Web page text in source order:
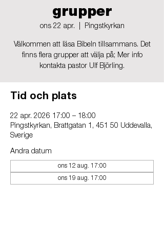
grupper
ons 22 apr. Pingstkyrkan
Välkommen att läsa Bibeln tillsammans. Det
finns flera grupper att välja på; Mer info
kontakta pastor Ulf Björling.
Tid och plats
22 apr. 2026 17:00 – 18:00
Pingstkyrkan, Brattgatan 1, 451 50 Uddevalla,
Sverige
Andra datum
ons 12 aug. 17:00
ons 19 aug. 17:00